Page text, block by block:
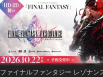
ファイナルファンタジー レゾナン